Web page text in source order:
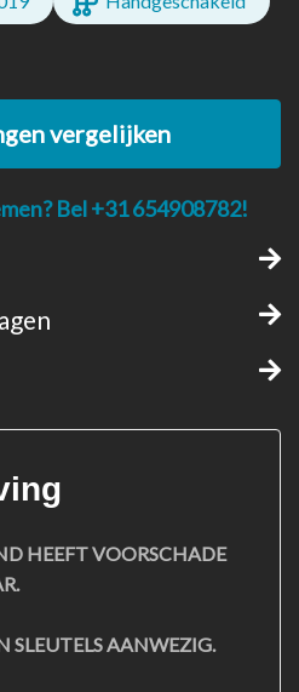
vergelijken
Bel +31 654908782!
HEEFT VOORSCHADE
SLEUTELS AANWEZIG.